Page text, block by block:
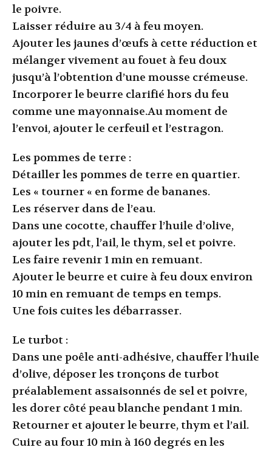
le poivre.
Laisser réduire au 3/4 à feu moyen.
Ajouter les jaunes d’œufs à cette réduction et
mélanger vivement au fouet à feu doux
jusqu’à l’obtention d’une mousse crémeuse.
Incorporer le beurre clarifié hors du feu
comme une mayonnaise.Au moment de
l’envoi, ajouter le cerfeuil et l’estragon.
Les pommes de terre :
Détailler les pommes de terre en quartier.
Les « tourner « en forme de bananes.
Les réserver dans de l’eau.
Dans une cocotte, chauffer l’huile d’olive,
ajouter les pdt, l’ail, le thym, sel et poivre.
Les faire revenir 1 min en remuant.
Ajouter le beurre et cuire à feu doux environ
10 min en remuant de temps en temps.
Une fois cuites les débarrasser.
Le turbot :
Dans une poêle anti-adhésive, chauffer l’huile
d’olive, déposer les tronçons de turbot
préalablement assaisonnés de sel et poivre,
les dorer côté peau blanche pendant 1 min.
Retourner et ajouter le beurre, thym et l’ail.
Cuire au four 10 min à 160 degrés en les